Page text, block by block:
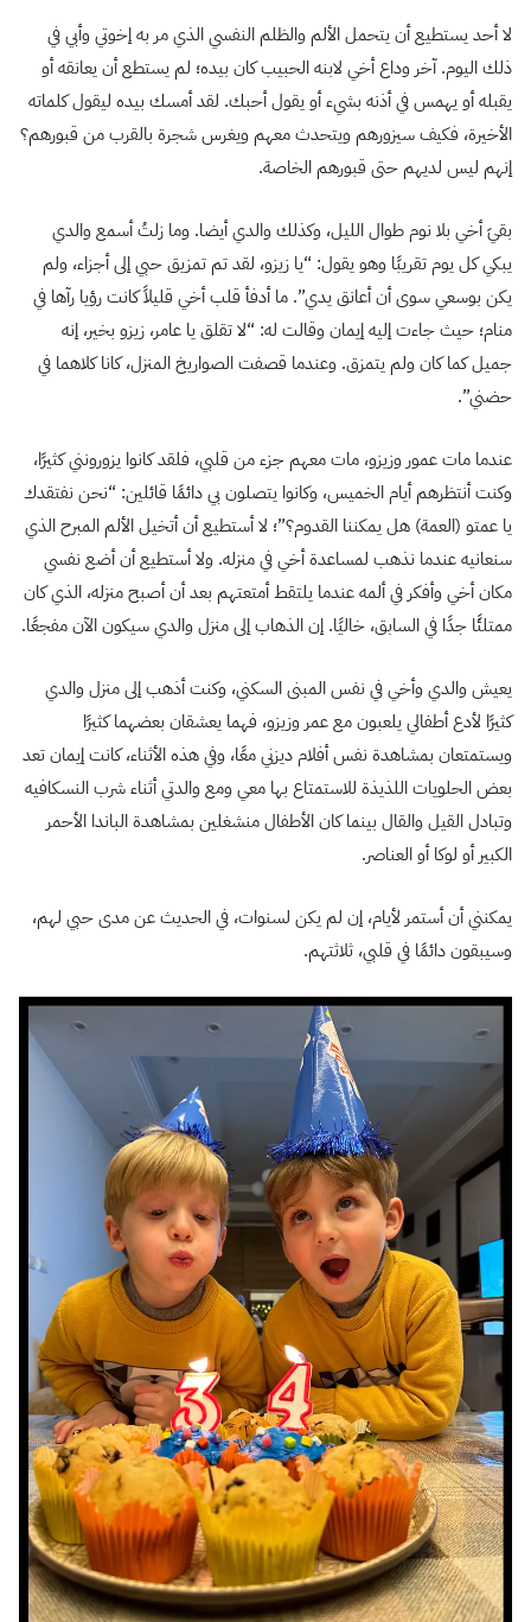
لا أحد يستطيع أن يتحمل الألم والظلم النفسي الذي مر به إخوتي وأبي في
ذلك اليوم. آخر وداع أخي لابنه الحبيب كان بيده؛ لم يستطع أن يعانقه أو
يقبله أو يهمس في أذنه بشيء أو يقول أحبك. لقد أمسك بيده ليقول كلماته
الأخيرة، فكيف سيزورهم ويتحدث معهم ويغرس شجرة بالقرب من قبورهم؟
إنهم ليس لديهم حتى قبورهم الخاصة.
بقيَ أخي بلا نوم طوال الليل، وكذلك والدي أيضا. وما زلتُ أسمع والدي
يبكي كل يوم تقريبًا وهو يقول: “يا زيزو، لقد تم تمزيق حبي إلى أجزاء، ولم
يكن بوسعي سوى أن أعانق يدي”. ما أدفأ قلب أخي قليلاً كانت رؤيا رآها في
منام؛ حيث جاءت إليه إيمان وقالت له: “لا تقلق يا عامر، زيزو بخير، إنه
جميل كما كان ولم يتمزق. وعندما قصفت الصواريخ المنزل، كانا كلاهما في
حضني”.
عندما مات عمور وزيزو، مات معهم جزء من قلبي، فلقد كانوا يزورونني كثيرًا،
وكنت أنتظرهم أيام الخميس، وكانوا يتصلون بي دائمًا قائلين: “نحن نفتقدك
يا عمتو (العمة) هل يمكننا القدوم؟”؛ لا أستطيع أن أتخيل الألم المبرح الذي
سنعانيه عندما نذهب لمساعدة أخي في منزله. ولا أستطيع أن أضع نفسي
مكان أخي وأفكر في ألمه عندما يلتقط أمتعتهم بعد أن أصبح منزله، الذي كان
ممتلئًا جدًا في السابق، خاليًا. إن الذهاب إلى منزل والدي سيكون الآن مفجعًا.
يعيش والدي وأخي في نفس المبنى السكني، وكنت أذهب إلى منزل والدي
كثيرًا لأدع أطفالي يلعبون مع عمر وزيزو، فهما يعشقان بعضهما كثيرًا
ويستمتعان بمشاهدة نفس أفلام ديزني معًا، وفي هذه الأثناء، كانت إيمان تعد
بعض الحلويات اللذيذة للاستمتاع بها معي ومع والدتي أثناء شرب النسكافيه
وتبادل القيل والقال بينما كان الأطفال منشغلين بمشاهدة الباندا الأحمر
الكبير أو لوكا أو العناصر.
يمكنني أن أستمر لأيام، إن لم يكن لسنوات، في الحديث عن مدى حبي لهم،
وسيبقون دائمًا في قلبي، ثلاثتهم.